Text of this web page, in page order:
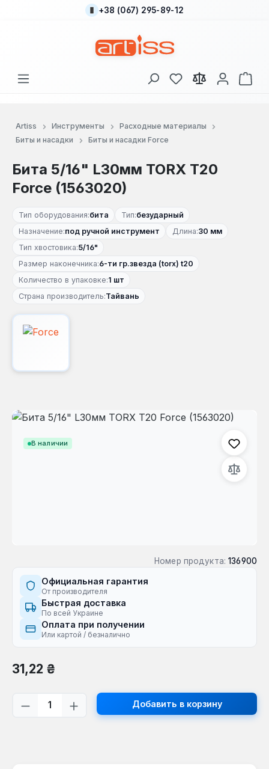
Перейти к основному содержанию
+38 (067) 295-89-12
У вас есть товары
В
Artiss Инструменты
Расходные материалы
Биты и насадки
Биты и насадки Force
Бита 5/16" L30мм TORX T20
Force (1563020)
Тип оборудования:бита Тип:безударный
Назначение:под ручной инструмент Длина:30 мм
Тип хвостовика:5/16"
Размер наконечника:6-ти гр.звезда (torx) t20
Количество в упаковке:1 шт
Страна производитель:Тайвань
В наличии
Пропустить галерею изображений
Номер продукта: 136900
Официальная гарантия
От производителя
Быстрая доставка
По всей Украине
Оплата при получении
Или картой / безналично
Обычная цена:
31,22 ₴
Количество продукта: введите
Добавить в корзину